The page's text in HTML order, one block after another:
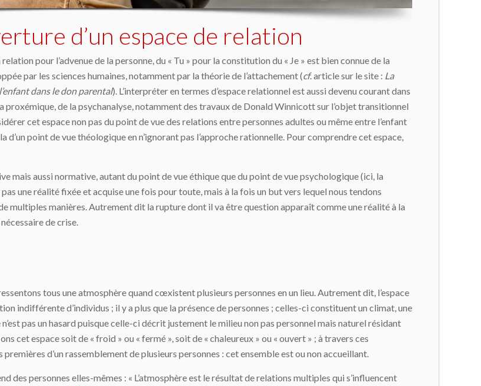
d’un espace de relation
relation pour l’advenue de la personne, du « Tu » pour la constitution du « Je » est bien connue de la
par les sciences humaines, notamment par la théorie de l’attachement (cf. article sur le site : La
dans le don parental). L’interpréter en termes d’espace relationnel est aussi devenu courant dans
proxémique, de la psychanalyse, notamment des travaux de Donald Winnicott sur l’objet transitionnel
cet espace non pas du point de vue des relations entre personnes adultes ou même entre l’enfant
point de vue théologique en n’ignorant pas l’approche rationnelle. Pour comprendre cet espace,
mais aussi normative, autant du point de vue éthique que du point de vue psychologique (ici, la
une réalité fixée et acquise une fois pour toute, mais à la fois un but vers lequel nous tendons
multiples manières. Autrement dit la rupture dont il va être question apparaît comme une réalité à la
de crise.
tous une atmosphère quand cœxistent plusieurs personnes en un lieu. Autrement dit, l’espace
indifférente d’individus ; il y a plus que la présence de personnes ; celles-ci constituent un climat, une
pas un hasard puisque celle-ci décrit justement le milieu non pas personnel mais naturel résidant
cet espace soit de « froid » ou « fermé », soit de « chaleureux » ou « ouvert » ; à travers ces
d’un rassemblement de plusieurs personnes : cet ensemble est ou non accueillant.
des personnes elles-mêmes : « L’atmosphère est le résultat de relations multiples qui s’influencent